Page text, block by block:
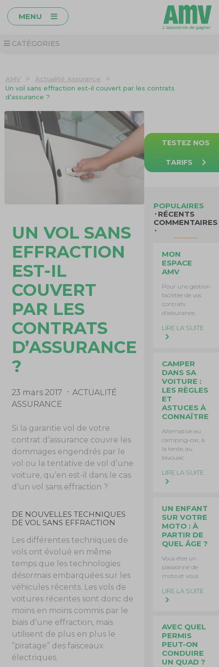
MENU
CATÉGORIES
AMV > Actualité Assurance >
Un vol sans effraction est-il couvert par les contrats
d’assurance ?
UN VOL SANS
EFFRACTION
EST-IL
COUVERT
PAR LES
CONTRATS
D’ASSURANCE
?
23 mars 2017
ACTUALITÉ
ASSURANCE
Si la garantie vol de votre
contrat d’assurance couvre les
dommages engendrés par le
vol ou la tentative de vol d’une
voiture, qu’en est-il dans le cas
d’un vol sans effraction ?
DE NOUVELLES TECHNIQUES
DE VOL SANS EFFRACTION
Les différentes techniques de
vols ont évolué en même
temps que les technologies
désormais embarquées sur les
véhicules récents. Les vols de
voitures récentes sont donc de
moins en moins commis par le
biais d’une effraction, mais
utilisent de plus en plus le
“piratage” des faisceaux
électriques.
TESTEZ NOS
TARIFS
POPULAIRES
RÉCENTS
COMMENTAIRES
MON
ESPACE
AMV
Pour une gestion
facilitée de vos
contrats
d’assurance,
LIRE LA SUITE
CAMPER
DANS SA
VOITURE :
LES RÈGLES
ET
ASTUCES À
CONNAÎTRE
Alternative au
camping-car, à
la tente, au
bivouac
LIRE LA SUITE
UN ENFANT
SUR VOTRE
MOTO : À
PARTIR DE
QUEL ÂGE ?
Vous êtes un
passionné de
moto et vous
LIRE LA SUITE
AVEC QUEL
PERMIS
PEUT-ON
CONDUIRE
UN QUAD ?